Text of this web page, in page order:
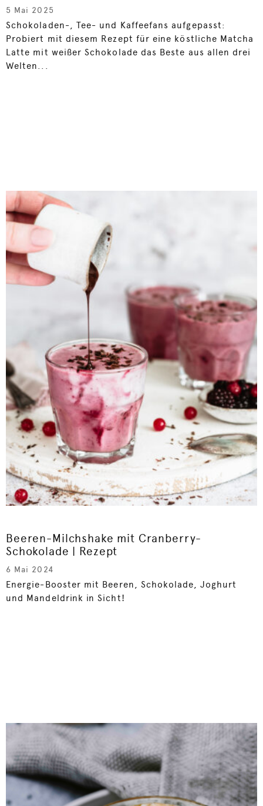
5 Mai 2025
Schokoladen-, Tee- und Kaffeefans aufgepasst:
Probiert mit diesem Rezept für eine köstliche Matcha
Latte mit weißer Schokolade das Beste aus allen drei
Welten...
Beeren-Milchshake mit Cranberry-
Schokolade | Rezept
6 Mai 2024
Energie-Booster mit Beeren, Schokolade, Joghurt
und Mandeldrink in Sicht!